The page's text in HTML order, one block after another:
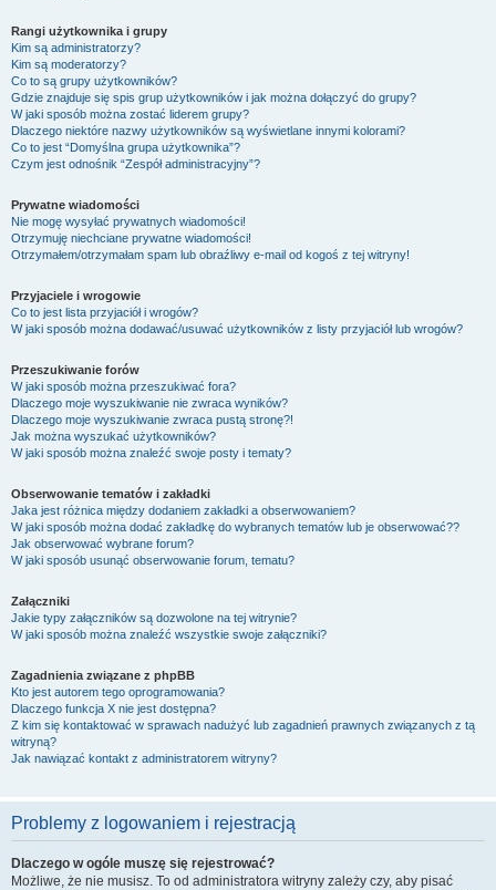
Rangi użytkownika i grupy
Kim są administratorzy?
Kim są moderatorzy?
Co to są grupy użytkowników?
Gdzie znajduje się spis grup użytkowników i jak można dołączyć do grupy?
W jaki sposób można zostać liderem grupy?
Dlaczego niektóre nazwy użytkowników są wyświetlane innymi kolorami?
Co to jest “Domyślna grupa użytkownika”?
Czym jest odnośnik “Zespół administracyjny”?
Prywatne wiadomości
Nie mogę wysyłać prywatnych wiadomości!
Otrzymuję niechciane prywatne wiadomości!
Otrzymałem/otrzymałam spam lub obraźliwy e-mail od kogoś z tej witryny!
Przyjaciele i wrogowie
Co to jest lista przyjaciół i wrogów?
W jaki sposób można dodawać/usuwać użytkowników z listy przyjaciół lub wrogów?
Przeszukiwanie forów
W jaki sposób można przeszukiwać fora?
Dlaczego moje wyszukiwanie nie zwraca wyników?
Dlaczego moje wyszukiwanie zwraca pustą stronę?!
Jak można wyszukać użytkowników?
W jaki sposób można znaleźć swoje posty i tematy?
Obserwowanie tematów i zakładki
Jaka jest różnica między dodaniem zakładki a obserwowaniem?
W jaki sposób można dodać zakładkę do wybranych tematów lub je obserwować??
Jak obserwować wybrane forum?
W jaki sposób usunąć obserwowanie forum, tematu?
Załączniki
Jakie typy załączników są dozwolone na tej witrynie?
W jaki sposób można znaleźć wszystkie swoje załączniki?
Zagadnienia związane z phpBB
Kto jest autorem tego oprogramowania?
Dlaczego funkcja X nie jest dostępna?
Z kim się kontaktować w sprawach nadużyć lub zagadnień prawnych związanych z tą
witryną?
Jak nawiązać kontakt z administratorem witryny?
Problemy z logowaniem i rejestracją
Dlaczego w ogóle muszę się rejestrować?
Możliwe, że nie musisz. To od administratora witryny zależy czy, aby pisać